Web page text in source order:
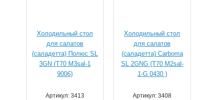
Холодильный стол
для салатов
(саладетта) Полюс SL
3GN (T70 M3sal-1
9006)
Артикул: 3413
Холодильный стол
для салатов
(саладетта) Сarboma
SL 2GNG (T70 M2sal-
1-G 0430 )
Артикул: 3408